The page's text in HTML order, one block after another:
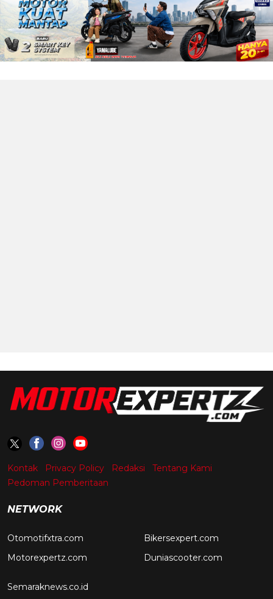
Kontak Privacy Policy Redaksi
Tentang Kami
Pedoman Pemberitaan
NETWORK
Otomotifxtra.com
Motorexpertz.com
Bikersexpert.com
Duniascooter.com
Semaraknews.co.id